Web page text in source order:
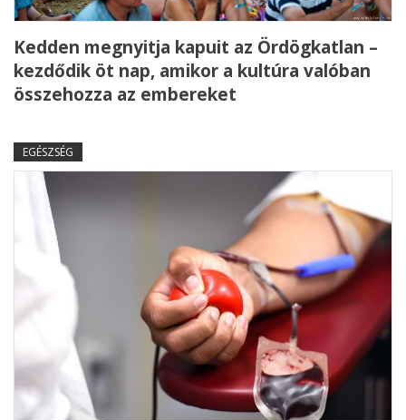
Kedden megnyitja kapuit az Ördögkatlan –
kezdődik öt nap, amikor a kultúra valóban
összehozza az embereket
EGÉSZSÉG